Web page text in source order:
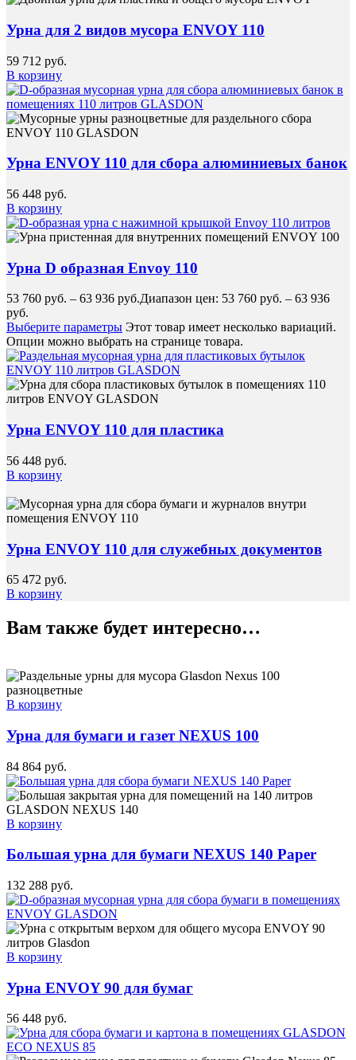
Урна для 2 видов мусора ENVOY 110
59 712 руб.
В корзину
Урна ENVOY 110 для сбора алюминиевых банок
56 448 руб.
В корзину
Урна D образная Envoy 110
53 760 руб. – 63 936 руб.Диапазон цен: 53 760 руб. – 63 936
руб.
Выберите параметры Этот товар имеет несколько вариаций.
Опции можно выбрать на странице товара.
Урна ENVOY 110 для пластика
56 448 руб.
В корзину
Урна ENVOY 110 для служебных документов
65 472 руб.
В корзину
Вам также будет интересно…
В корзину
Урна для бумаги и газет NEXUS 100
84 864 руб.
В корзину
Большая урна для бумаги NEXUS 140 Paper
132 288 руб.
В корзину
Урна ENVOY 90 для бумаг
56 448 руб.